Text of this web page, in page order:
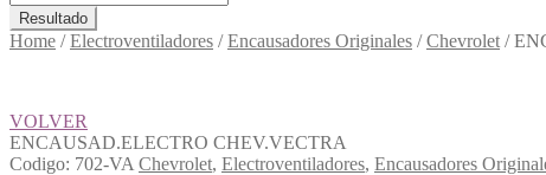
Resultado
Home /Electroventiladores /Encausadores Originales /Chevrolet /
VOLVER
ENCAUSAD.ELECTRO CHEV.VECTRA
Codigo: 702-VA Chevrolet, Electroventiladores, Encausadores